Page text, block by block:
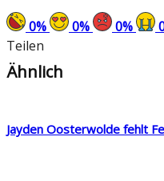
0% 0% 0%
Teilen
Ähnlich
Jayden Oosterwolde fehlt